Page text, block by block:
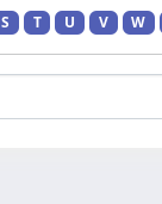
S T U V W